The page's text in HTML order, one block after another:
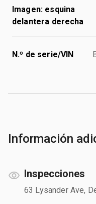
Imagen: esquina
delantera derecha
N.º de serie/VIN
Información
Inspecciones
63 Lysander Ave,